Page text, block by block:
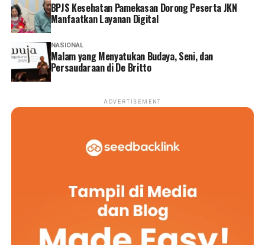
BPJS Kesehatan Pamekasan Dorong Peserta JKN
Manfaatkan Layanan Digital
NASIONAL
Malam yang Menyatukan Budaya, Seni, dan
Persaudaraan di De Britto
ADVERTISEMENT